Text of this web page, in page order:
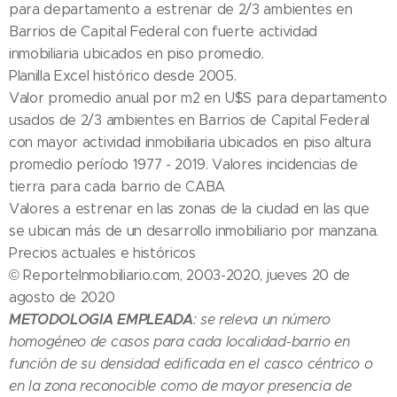
para departamento a estrenar de 2/3 ambientes en
Barrios de Capital Federal con fuerte actividad
inmobiliaria ubicados en piso promedio.
Planilla Excel histórico desde 2005.
Valor promedio anual por m2 en U$S para departamento
usados de 2/3 ambientes en Barrios de Capital Federal
con mayor actividad inmobiliaria ubicados en piso altura
promedio período 1977 - 2019. Valores incidencias de
tierra para cada barrio de CABA
Valores a estrenar en las zonas de la ciudad en las que
se ubican más de un desarrollo inmobiliario por manzana.
Precios actuales e históricos
© ReporteInmobiliario.com, 2003-2020, jueves 20 de
agosto de 2020
METODOLOGIA EMPLEADA: se releva un número
homogéneo de casos para cada localidad-barrio en
función de su densidad edificada en el casco céntrico o
en la zona reconocible como de mayor presencia de